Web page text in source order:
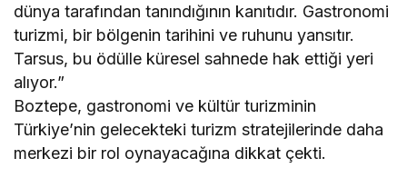
dünya tarafından tanındığının kanıtıdır. Gastronomi
turizmi, bir bölgenin tarihini ve ruhunu yansıtır.
Tarsus, bu ödülle küresel sahnede hak ettiği yeri
alıyor.”
Boztepe, gastronomi ve kültür turizminin
Türkiye’nin gelecekteki turizm stratejilerinde daha
merkezi bir rol oynayacağına dikkat çekti.